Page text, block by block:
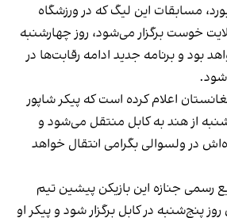
مسابقات این لیگ که در ورزشگاه
خوست برگزار می‌شود، روز چهارشنبه
بود و برنامه جدید ادامه رقابت‌ها در
اعلام کرده است که پیکر شاپور
از هند به کابل منتقل می‌شود و
در ولسوالی بگرامی انتقال خواهد
رسمی جنازه این بازیکن پیشین تیم
پنج‌شنبه در کابل برگزار شود و پیکر او